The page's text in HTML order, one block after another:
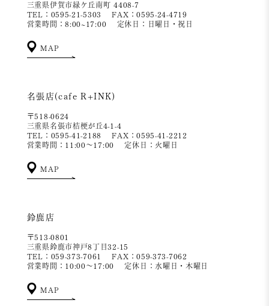
三重県伊賀市緑ケ丘南町 4408-7
TEL：0595-21-5303
FAX：0595-24-4719
営業時間：8:00~17:00
定休日：日曜日・祝日
MAP
名張店(cafe R+INK)
〒518-0624
三重県名張市桔梗が丘4-1-4
TEL：0595-41-2188
FAX：0595-41-2212
営業時間：11:00～17:00
定休日：火曜日
MAP
鈴鹿店
〒513-0801
三重県鈴鹿市神戸8丁目32-15
TEL：059-373-7061
FAX：059-373-7062
営業時間：10:00～17:00
定休日：水曜日・木曜日
MAP